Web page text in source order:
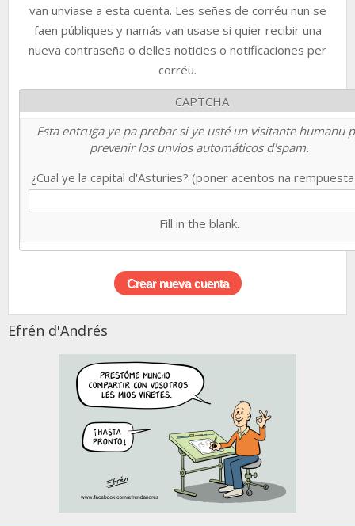
van unviase a esta cuenta. Les señes de corréu nun se
faen públiques y namás van usase si quier recibir una
nueva contraseña o delles noticies o notificaciones per
corréu.
CAPTCHA
Esta entruga ye pa prebar si ye usté un visitante humanu
prevenir los unvios automáticos d'spam.
¿Cual ye la capital d'Asturies? (poner acentos na
Fill in the blank.
Efrén d'Andrés